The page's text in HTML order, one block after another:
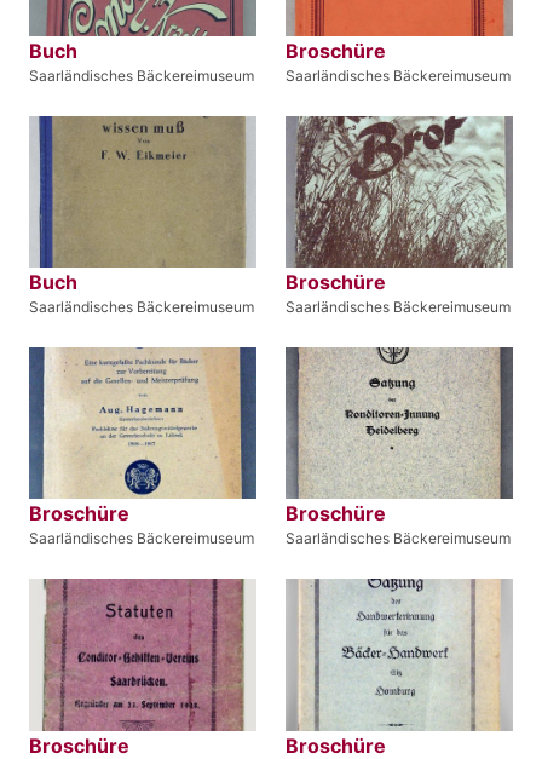
Buch
Saarländisches Bäckereimuseum
Broschüre
Saarländisches Bäckereimuseum
Buch
Saarländisches Bäckereimuseum
Broschüre
Saarländisches Bäckereimuseum
Broschüre
Saarländisches Bäckereimuseum
Broschüre
Saarländisches Bäckereimuseum
Broschüre Broschüre